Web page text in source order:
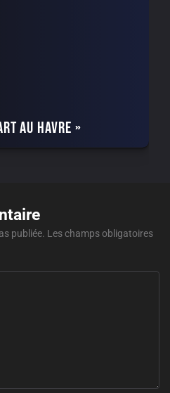
au Havre »
publiée. Les champs obligatoires